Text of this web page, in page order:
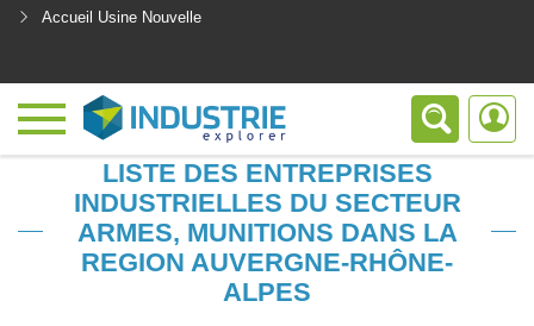
Accueil Usine Nouvelle
LISTE DES ENTREPRISES
INDUSTRIELLES DU SECTEUR
ARMES, MUNITIONS DANS LA
REGION AUVERGNE-RHÔNE-
ALPES